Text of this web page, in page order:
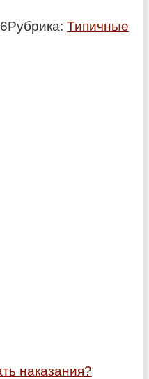
Рубрика: Типичные
наказания?